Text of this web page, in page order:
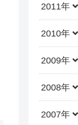
2011年
2010年
2009年
2008年
2007年